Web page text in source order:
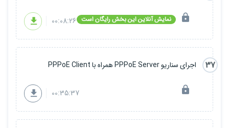
نمایش آنلاین این بخش رایگان است 00:08:26
37 اجرای سناریو PPPoE Server همراه با PPPoE Client
00:35:37